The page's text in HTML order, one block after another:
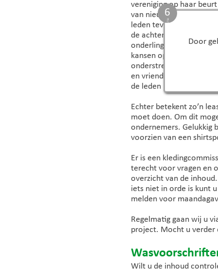
Door
5
vereniging op haar
van nieuwe leden
leden tevens in
de achtergrond.
onderling groter en
kansen op een mooie
onderstreept SV
en vriendelijke
de leden is daar een
Echter betekent zo’n
moet doen. Om dit
ondernemers. Gelukkig
voorzien van een
Er is een
terecht voor vragen en
overzicht van de
iets niet in orde is kunt
melden voor
Regelmatig gaan wij u
project. Mocht u verder
Wilt u de inhoud